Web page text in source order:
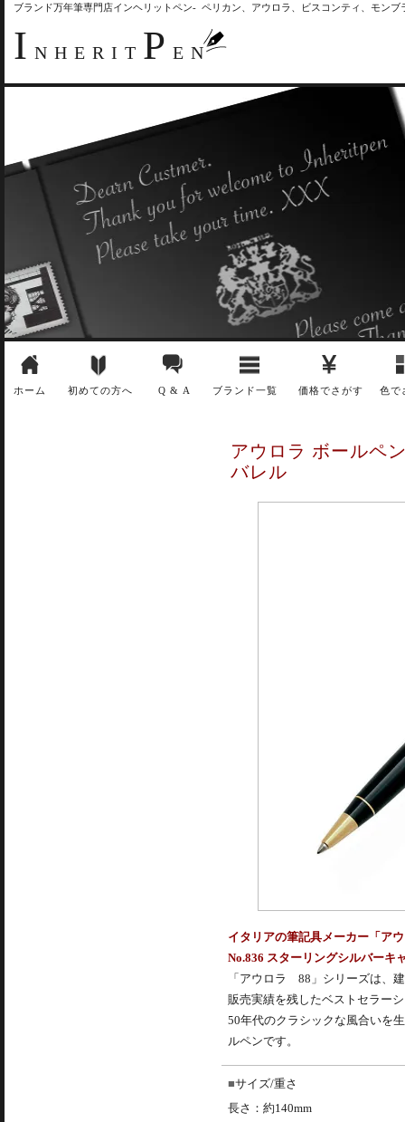
ブランド万年筆専門店インヘリットペン- ペリカン、アウロラ、ビスコンティ、モン
I NHERIT P EN
ホーム 初めての方へ Q & A ブランド一覧 価格でさがす 色で
アウロラ ボールペ
バレル
イタリアの筆記具メーカー「ア
No.836 スターリングシルバー
「 アウロラ
88」シリーズは、
販売実績を残したベストセラー
50年代のクラシックな風合いを
ルペンです。
サイズ/重さ
長さ：約140mm